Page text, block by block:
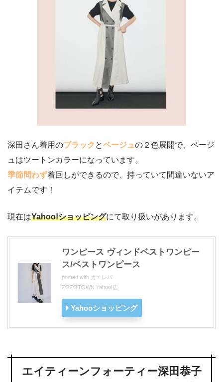
深田さん着用のブラック とベージュの２色展開で、ベージ
ュはツートンカラーになっています。
季節問わず着回しができるので、持っていて間違いないア
イテムです！
現在はYahoo!ショッピングにて取り扱いがあります。
ワンピース ヴィンドベストワンピー
ス/ベストワンピース
posted with カエレバ
ZOZOTOWN Yahoo!店
Yahooショッピング
エイティーンフォーティー深田恭子